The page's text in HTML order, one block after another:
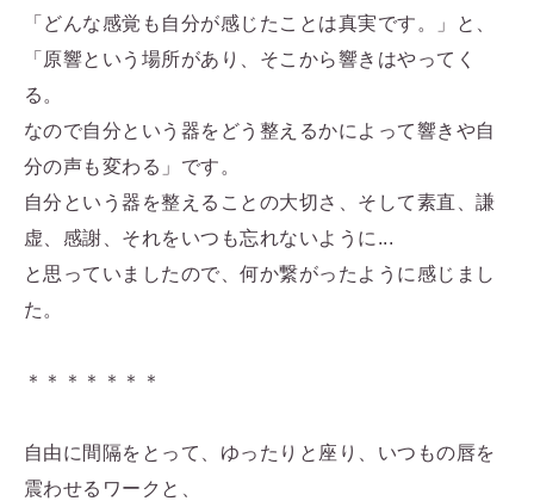
「どんな感覚も自分が感じたことは真実です。」と、
「原響という場所があり、そこから響きはやってく
る。
なので自分という器をどう整えるかによって響きや自
分の声も変わる」です。
自分という器を整えることの大切さ、そして素直、謙
虚、感謝、それをいつも忘れないように...
と思っていましたので、何か繋がったように感じまし
た。
＊＊＊＊＊＊＊
自由に間隔をとって、ゆったりと座り、いつもの唇を
震わせるワークと、